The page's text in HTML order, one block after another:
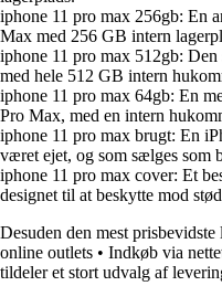
iphone 11 pro max 256gb: En
Max med 256 GB intern
iphone 11 pro max 512gb:
med hele 512 GB intern
iphone 11 pro max 64gb: En
Pro Max, med en intern
iphone 11 pro max brugt: En
været ejet, og som sælges som
iphone 11 pro max cover: Et
designet til at beskytte mod
Desuden den mest prisbevidste
online outlets • Indkøb via
tildeler et stort udvalg af